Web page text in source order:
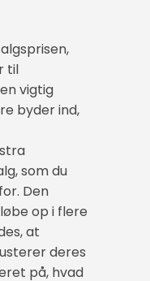
til
vigtig
byder ind,
som du
Den
op i flere
at
deres
på, hvad